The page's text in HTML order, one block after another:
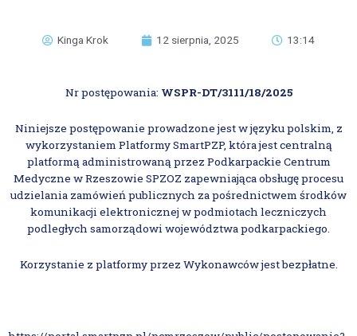
Kinga Krok 12 sierpnia, 2025 13:14
Nr postępowania: WSPR-DT/3111/18/2025
Niniejsze postępowanie prowadzone jest w języku polskim, z
wykorzystaniem Platformy SmartPZP, która jest centralną
platformą administrowaną przez Podkarpackie Centrum
Medyczne w Rzeszowie SPZOZ zapewniająca obsługę procesu
udzielania zamówień publicznych za pośrednictwem środków
komunikacji elektronicznej w podmiotach leczniczych
podległych samorządowi województwa podkarpackiego.
Korzystanie z platformy przez Wykonawców jest bezpłatne.